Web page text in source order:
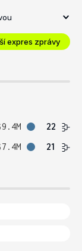
expres zprávy
22
21